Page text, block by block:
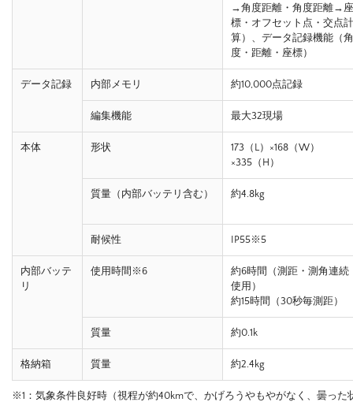
→角度距離・角度距離→座
標・オフセット点・交点計
算）、データ記録機能（角
度・距離・座標）
データ記録 内部メモリ 約10,000点記録
編集機能 最大32現場
本体 形状
173（L）×168（W）
×335（H）
質量（内部バッテリ含む） 約4.8kg
耐候性 IP55※5
内部バッテ
リ
使用時間※6
約6時間（測距・測角連続
使用）
約15時間（30秒毎測距）
質量 約0.1k
格納箱 質量 約2.4kg
※1：気象条件良好時（視程が約40kmで、かげろうやもやがなく、曇った